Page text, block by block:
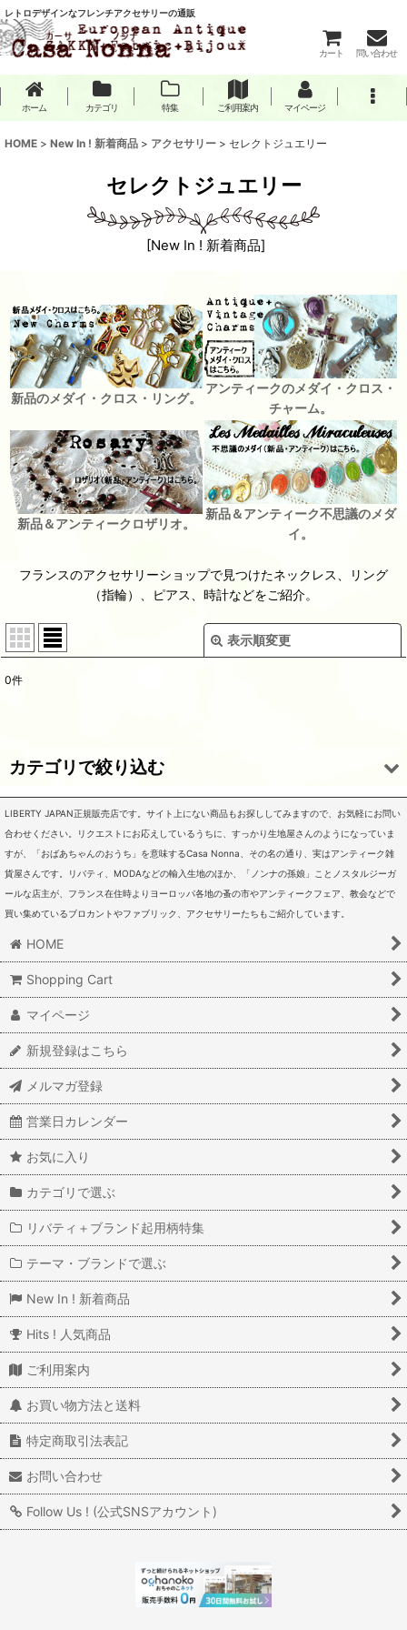
レトロデザインなフレンチアクセサリーの通販
カート 問い合わせ
ホーム カテゴリ 特集 ご利用案内 マイページ
HOME > New In ! 新着商品 > アクセサリー > セレクトジュエリー
セレクトジュエリー
[New In ! 新着商品]
新品のメダイ・クロス・リング。
アンティークのメダイ・クロス・
チャーム。
新品＆アンティークロザリオ。
新品＆アンティーク不思議のメダ
イ。
フランスのアクセサリーショップで見つけたネックレス、リング
（指輪）、ピアス、時計などをご紹介。
表示順変更
0件
カテゴリで絞り込む
アクセサリー (全商品)
不思議のメダイ・チャームなど教会アクセサリー
セレクトジュエリー
LIBERTY JAPAN正規販売店です。サイト上にない商品もお探ししてみますので、お気軽にお問い
合わせください。リクエストにお応えしているうちに、すっかり生地屋さんのようになっていま
すが、「おばあちゃんのおうち」を意味するCasa Nonna、その名の通り、実はアンティーク雑
貨屋さんです。リバティ、MODAなどの輸入生地のほか、「ノンナの孫娘」ことノスタルジーガ
ールな店主が、フランス在住時よりヨーロッパ各地の蚤の市やアンティークフェア、教会などで
買い集めているブロカントやファブリック、アクセサリーたちもご紹介しています。
HOME
Shopping Cart
マイページ
新規登録はこちら
メルマガ登録
営業日カレンダー
お気に入り
カテゴリで選ぶ
リバティ＋ブランド起用柄特集
テーマ・ブランドで選ぶ
New In ! 新着商品
Hits ! 人気商品
ご利用案内
お買い物方法と送料
特定商取引法表記
お問い合わせ
Follow Us ! (公式SNSアカウント)